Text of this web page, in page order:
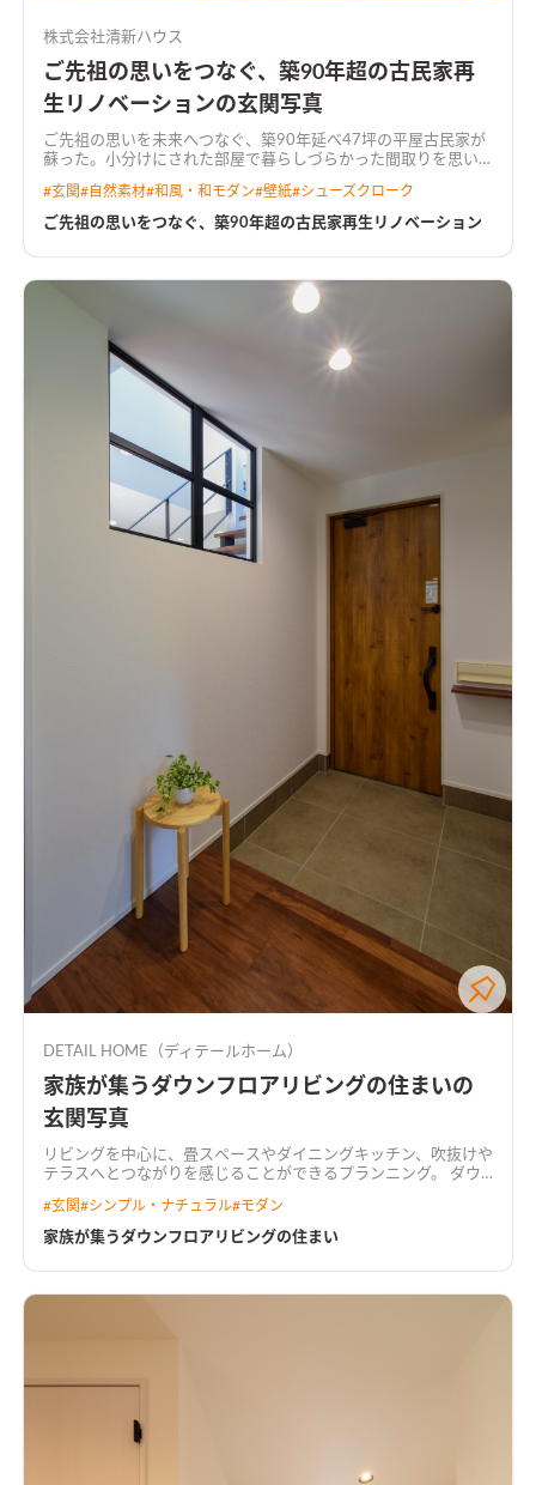
株式会社清新ハウス
ご先祖の思いをつなぐ、築90年超の古民家再
生リノベーションの玄関写真
ご先祖の思いを未来へつなぐ、築90年延べ47坪の平屋古民家が
蘇った。小分けにされた部屋で暮らしづらかった間取りを思い
しく、快適な住まいを実現した。古民家鑑定総合調査を実施
し、耐震についてもじっくり検討。古民家インスペクションの
の造り付け建具とクリーニングされた古民具が室礼に。 天井解
体時に現れた小屋組みは『いつも歴史を感じたい』の想いから
表しにした。栃の木と思われる堅木の梁は、この数十年住まい
を支えてきた主役となる構造材。ねじれや湾曲した材を使用す
るには職人の腕が求められる。 お施主様こだわりの北側ウッド
デッキは、思い切って大きく屋根付きにデザイン。休みの日はこ
のデッキで何をしようか。正面には緑の借景と広い庭スペース
を臨む。LDKからつながる一体性のあるウッドデッキは、友人
を招いて食事をしたりお茶をしたりと良い時間を過ごす為の心
地よいアウトリビングスペース。昼寝するのもいい。 玄関外観
は杉の押し縁仕上げでウッドロングエコを塗装。風合い良く古
民家になじむ仕上がりに。
#玄関#自然素材#和風・和モダン#壁紙#シューズクローク
ご先祖の思いをつなぐ、築90年超の古民家再生リノベーション
DETAIL HOME（ディテールホーム）
家族が集うダウンフロアリビングの住まいの
玄関写真
リビングを中心に、畳スペースやダイニングキッチン、吹抜けや
テラスへとつながりを感じることができるプランニング。 ダウ
ビング入り口にはオリジナルの造作建具を使用し、空間にアク
セントをつけた。 水回りは回遊出来るよう設計し、キッチンか
ールを使用し、ペンダントライトの位置を調整できるようにし
#玄関#シンプル・ナチュラル#モダン
家族が集うダウンフロアリビングの住まい